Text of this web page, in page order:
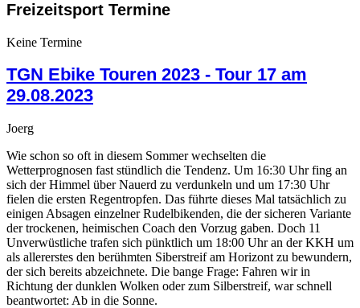
Freizeitsport Termine
Keine Termine
TGN Ebike Touren 2023 - Tour 17 am
29.08.2023
Joerg
Wie schon so oft in diesem Sommer wechselten die
Wetterprognosen fast stündlich die Tendenz. Um 16:30 Uhr fing an
sich der Himmel über Nauerd zu verdunkeln und um 17:30 Uhr
fielen die ersten Regentropfen. Das führte dieses Mal tatsächlich zu
einigen Absagen einzelner Rudelbikenden, die der sicheren Variante
der trockenen, heimischen Coach den Vorzug gaben. Doch 11
Unverwüstliche trafen sich pünktlich um 18:00 Uhr an der KKH um
als allererstes den berühmten Siberstreif am Horizont zu bewundern,
der sich bereits abzeichnete. Die bange Frage: Fahren wir in
Richtung der dunklen Wolken oder zum Silberstreif, war schnell
beantwortet: Ab in die Sonne.